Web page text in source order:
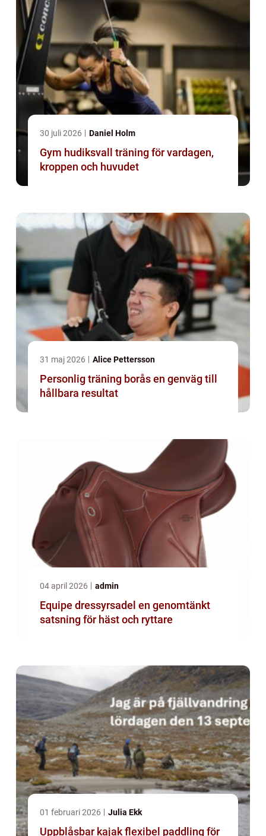
30 juli 2026 Daniel Holm
Gym hudiksvall träning för vardagen,
kroppen och huvudet
31 maj 2026 Alice Pettersson
Personlig träning borås en genväg till
hållbara resultat
04 april 2026 admin
Equipe dressyrsadel en genomtänkt
satsning för häst och ryttare
01 februari 2026 Julia Ekk
Uppblåsbar kajak flexibel paddling för